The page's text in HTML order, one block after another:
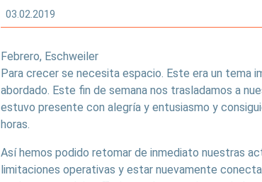
03.02.2019
Febrero, Eschweiler
Para crecer se necesita espacio. Este era un tema
abordado. Este fin de semana nos trasladamos a
estuvo presente con alegría y entusiasmo y
horas.
Así hemos podido retomar de inmediato nuestras
limitaciones operativas y estar nuevamente